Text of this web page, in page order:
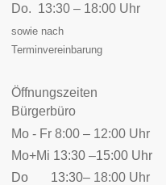
Do. 13:30 – 18:00 Uhr
sowie nach
Terminvereinbarung
Öffnungszeiten
Bürgerbüro
Mo - Fr 8:00 – 12:00 Uhr
Mo+Mi 13:30 –15:00 Uhr
Do 13:30– 18:00 Uhr